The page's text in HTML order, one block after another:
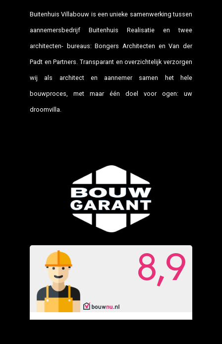
Buitenhuis Villabouw is een unieke samenwerking tussen
aannemersbedrijf Buitenhuis Realisatie en twee
architecten- bureaus: Bongers Architecten en Van der
Padt en Partners. Transparant en overzichtelijk verzorgen
wij als architect en aannemer samen het hele
bouwproces, met maar één doel voor ogen: uw
droomvilla.